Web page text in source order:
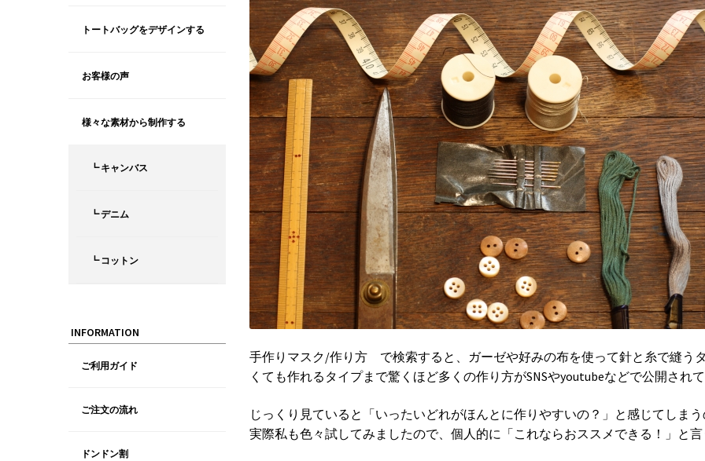
手作りマスク/作り方 で検索すると、ガーゼや好みの布を使って針と糸で縫う
くても作れるタイプまで驚くほど多くの作り方がSNSやyoutubeなどで公開され
じっくり見ていると「いったいどれがほんとに作りやすいの？」と感じてしま
実際私も色々試してみましたので、個人的に「これならおススメできる！」と
トートバッグをデザインする
お客様の声
様々な素材から制作する
┗ キャンバス
┗ デニム
┗ コットン
INFORMATION
ご利用ガイド
ご注文の流れ
ドンドン割